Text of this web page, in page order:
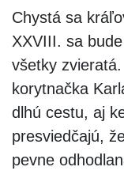
Chystá sa
XXVIII. sa
všetky
korytnačka
dlhú cestu, aj
presviedčajú,
pevne